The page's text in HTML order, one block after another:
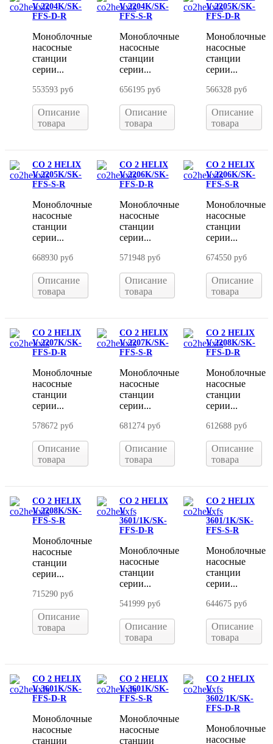
V 2204K/SK-
FFS-D-R
Моноблочные
насосные
станции
серии...
553593 руб
Описание
товара
V 2204K/SK-
FFS-S-R
Моноблочные
насосные
станции
серии...
656195 руб
Описание
товара
V 2205K/SK-
FFS-D-R
Моноблочные
насосные
станции
серии...
566328 руб
Описание
товара
CO 2 HELIX
V 2205K/SK-
FFS-S-R
Моноблочные
насосные
станции
серии...
668930 руб
Описание
товара
CO 2 HELIX
V 2206K/SK-
FFS-D-R
Моноблочные
насосные
станции
серии...
571948 руб
Описание
товара
CO 2 HELIX
V 2206K/SK-
FFS-S-R
Моноблочные
насосные
станции
серии...
674550 руб
Описание
товара
CO 2 HELIX
V 2207K/SK-
FFS-D-R
Моноблочные
насосные
станции
серии...
578672 руб
Описание
товара
CO 2 HELIX
V 2207K/SK-
FFS-S-R
Моноблочные
насосные
станции
серии...
681274 руб
Описание
товара
CO 2 HELIX
V 2208K/SK-
FFS-D-R
Моноблочные
насосные
станции
серии...
612688 руб
Описание
товара
CO 2 HELIX
V 2208K/SK-
FFS-S-R
Моноблочные
насосные
станции
серии...
715290 руб
Описание
товара
CO 2 HELIX
V
3601/1K/SK-
FFS-D-R
Моноблочные
насосные
станции
серии...
541999 руб
Описание
товара
CO 2 HELIX
V
3601/1K/SK-
FFS-S-R
Моноблочные
насосные
станции
серии...
644675 руб
Описание
товара
CO 2 HELIX
V 3601K/SK-
FFS-D-R
Моноблочные
насосные
станции
CO 2 HELIX
V 3601K/SK-
FFS-S-R
Моноблочные
насосные
станции
CO 2 HELIX
V
3602/1K/SK-
FFS-D-R
Моноблочные
насосные